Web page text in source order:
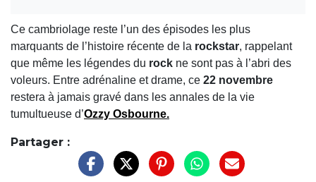
Ce cambriolage reste l’un des épisodes les plus
marquants de l’histoire récente de la rockstar, rappelant
que même les légendes du rock ne sont pas à l’abri des
voleurs. Entre adrénaline et drame, ce 22 novembre
restera à jamais gravé dans les annales de la vie
tumultueuse d’Ozzy Osbourne.
Partager :